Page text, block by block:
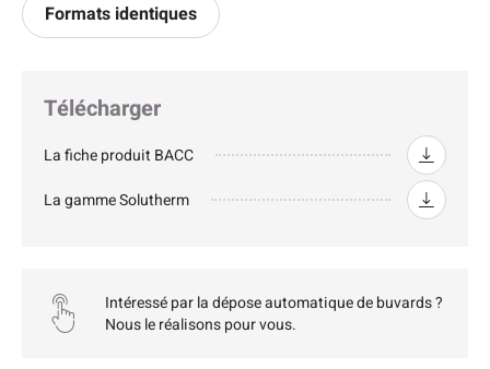
Formats identiques
Télécharger
La fiche produit BACC
La gamme Solutherm
Intéressé par la dépose automatique de buvards ?
Nous le réalisons pour vous.